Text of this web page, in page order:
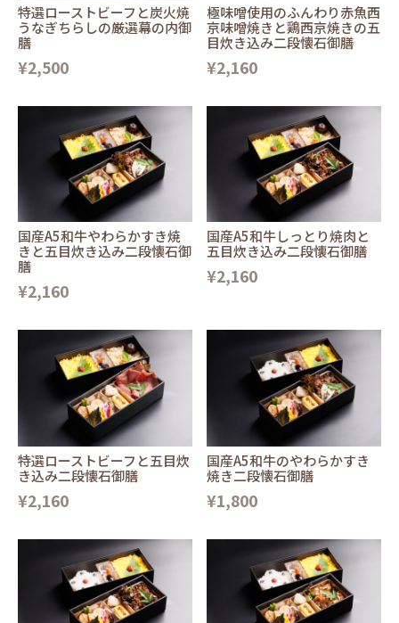
特選ローストビーフと炭火焼
うなぎちらしの厳選幕の内御
膳
¥2,500
極味噌使用のふんわり赤魚西
京味噌焼きと鶏西京焼きの五
目炊き込み二段懐石御膳
¥2,160
国産A5和牛やわらかすき焼
きと五目炊き込み二段懐石御
膳
¥2,160
国産A5和牛しっとり焼肉と
五目炊き込み二段懐石御膳
¥2,160
特選ローストビーフと五目炊
き込み二段懐石御膳
¥2,160
国産A5和牛のやわらかすき
焼き二段懐石御膳
¥1,800